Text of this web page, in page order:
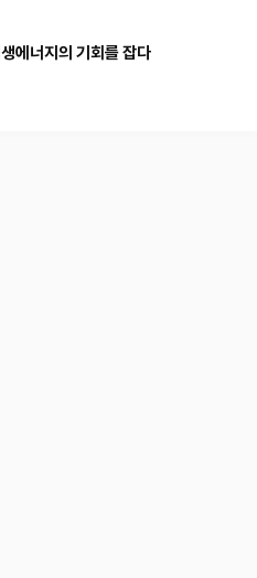
에너지의 기회를 잡다